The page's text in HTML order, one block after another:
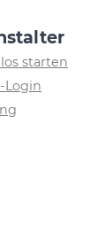
starten
Login